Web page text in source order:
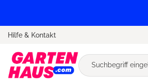
Hilfe & Kontakt